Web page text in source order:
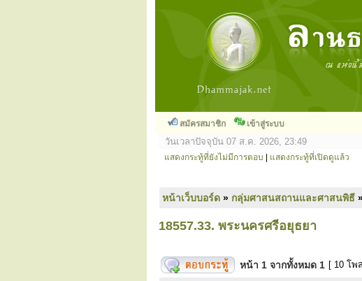
สมัครสมาชิก เข้าสู่ระบบ
วันเวลาปัจจุบัน 07 ส.ค. 2026, 23:49
แสดงกระทู้ที่ยังไม่มีการตอบ แสดงกระทู้ที่เปิดดูแล้ว
หน้าเว็บบอร์ด » กลุ่มศาสนสถานและศาสนพิธี
18557.33. พระนครศรีอยุธยา
หน้า 1 จากทั้งหมด 1 [ 10 โพ